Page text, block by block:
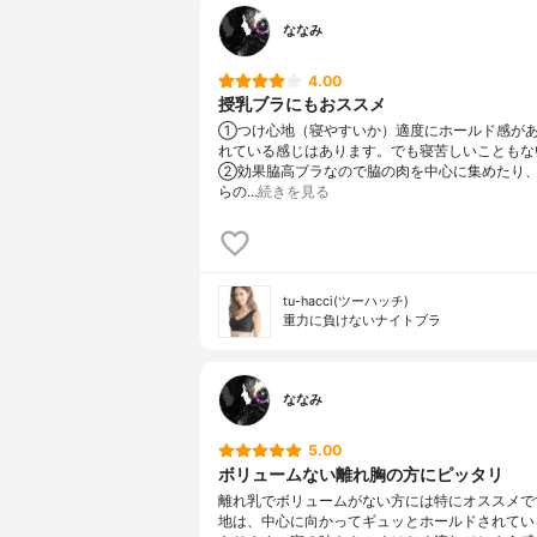
ななみ
4.00
授乳ブラにもおススメ
①つけ心地（寝やすいか）適度にホールド感が
れている感じはあります。でも寝苦しいことも
②効果脇高ブラなので脇の肉を中心に集めたり
らの…続きを見る
tu-hacci(ツーハッチ)
重力に負けないナイトブラ
ななみ
5.00
ボリュームない離れ胸の方にピッタリ
離れ乳でボリュームがない方には特にオススメ
地は、中心に向かってギュッとホールドされて